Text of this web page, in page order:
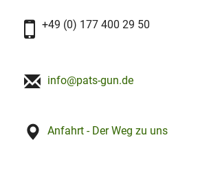
+49 (0) 177 400 29 50
info@pats-gun.de
Anfahrt - Der Weg zu uns